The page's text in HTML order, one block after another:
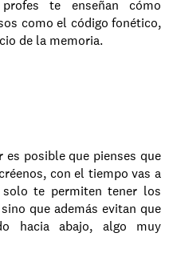
te enseñan cómo
como el código fonético,
de la memoria.
es posible que pienses que
con el tiempo vas a
te permiten tener los
que además evitan que
hacia abajo, algo muy